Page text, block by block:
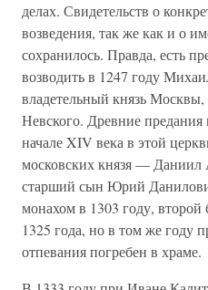
делах. Свидетельств о
возведения, так же как и о
сохранилось. Правда, есть
возводить в 1247 году
владетельный князь
Невского. Древние
начале XIV века в этой
московских князя — Даниил
старший сын Юрий
монахом в 1303 году,
1325 года, но в том же году
отпевания погребен в храме.